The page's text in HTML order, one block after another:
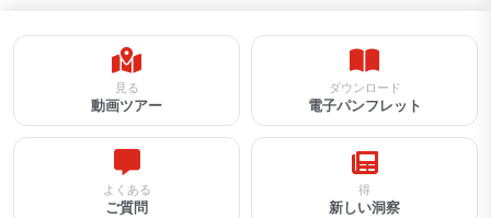
見る
動画ツアー
ダウンロード
電子パンフレット
よくある
ご質問
得
新しい洞察